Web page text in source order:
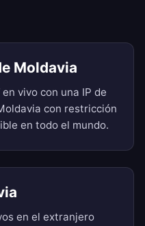
Moldavia
vivo con una IP de
con restricción
en todo el mundo.
en el extranjero